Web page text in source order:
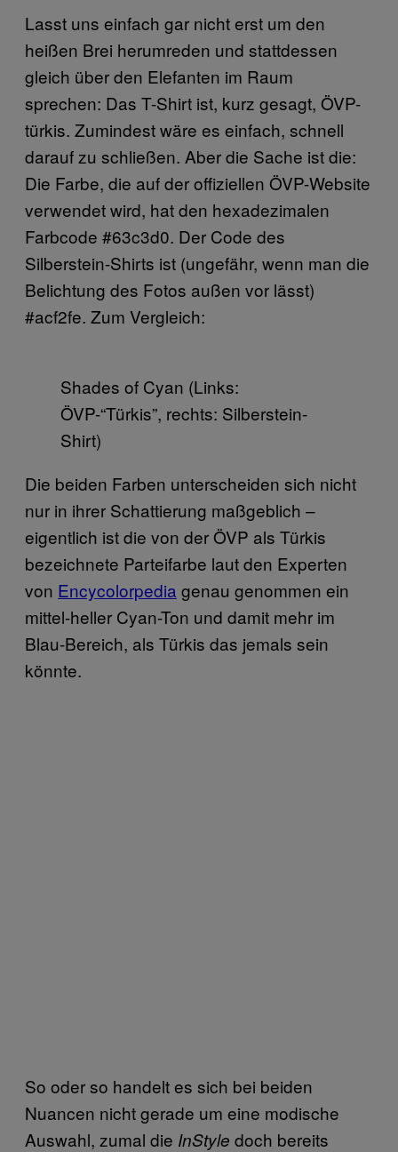
Lasst uns einfach gar nicht erst um den
heißen Brei herumreden und stattdessen
gleich über den Elefanten im Raum
sprechen: Das T-Shirt ist, kurz gesagt, ÖVP-
türkis. Zumindest wäre es einfach, schnell
darauf zu schließen. Aber die Sache ist die:
Die Farbe, die auf der offiziellen ÖVP-Website
verwendet wird, hat den hexadezimalen
Farbcode #63c3d0. Der Code des
Silberstein-Shirts ist (ungefähr, wenn man die
Belichtung des Fotos außen vor lässt)
#acf2fe. Zum Vergleich:
Shades of Cyan (Links:
ÖVP-“Türkis”, rechts: Silberstein-
Shirt)
Die beiden Farben unterscheiden sich nicht
nur in ihrer Schattierung maßgeblich –
eigentlich ist die von der ÖVP als Türkis
bezeichnete Parteifarbe laut den Experten
von Encycolorpedia genau genommen ein
mittel-heller Cyan-Ton und damit mehr im
Blau-Bereich, als Türkis das jemals sein
könnte.
So oder so handelt es sich bei beiden
Nuancen nicht gerade um eine modische
Auswahl, zumal die InStyle doch bereits